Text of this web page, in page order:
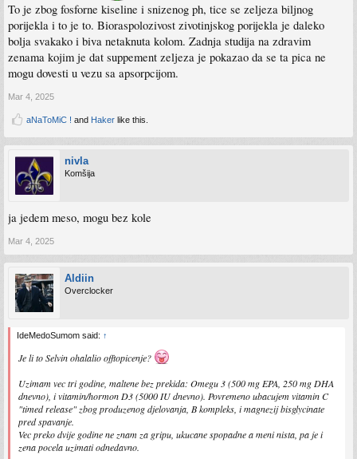
To je zbog fosforne kiseline i snizenog ph, tice se zeljeza biljnog
porijekla i to je to. Bioraspolozivost zivotinjskog porijekla je daleko
bolja svakako i biva netaknuta kolom. Zadnja studija na zdravim
zenama kojim je dat suppement zeljeza je pokazao da se ta pica ne
mogu dovesti u vezu sa apsorpcijom.
Mar 4, 2025
aNaToMiC ! and Haker like this.
nivla
Komšija
ja jedem meso, mogu bez kole
Mar 4, 2025
Aldiin
Overclocker
IdeMedoSumom said: ↑
Je li to Selvin ohalalio offtopicenje?
Uzimam vec tri godine, maltene bez prekida: Omegu 3 (500 mg EPA, 250 mg DHA
dnevno), i vitamin/hormon D3 (5000 IU dnevno). Povremeno ubacujem vitamin C
"timed release" zbog produzenog djelovanja, B kompleks, i magnezij bisglycinate
pred spavanje.
Vec preko dvije godine ne znam za gripu, ukucane spopadne a meni nista, pa je i
zena pocela uzimati odnedavno.